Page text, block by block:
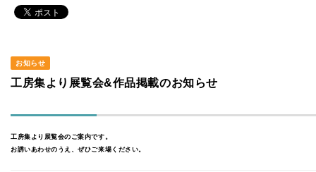
お知らせ
工房集より展覧会&作品掲載のお知らせ
工房集より展覧会のご案内です。
お誘いあわせのうえ、ぜひご来場ください。